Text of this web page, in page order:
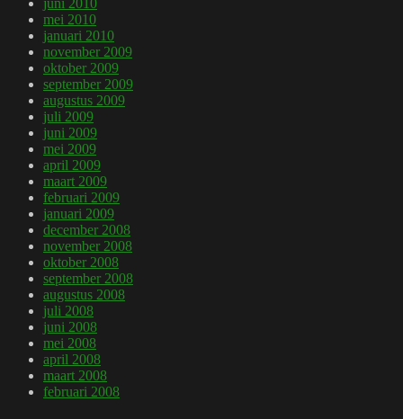
mei 2010
januari 2010
november 2009
oktober 2009
september 2009
augustus 2009
juli 2009
juni 2009
mei 2009
april 2009
maart 2009
februari 2009
januari 2009
december 2008
november 2008
oktober 2008
september 2008
augustus 2008
juli 2008
juni 2008
mei 2008
april 2008
maart 2008
februari 2008